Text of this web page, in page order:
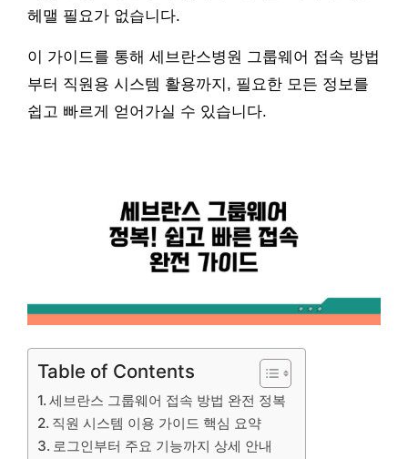
헤맬 필요가 없습니다.
이 가이드를 통해 세브란스병원 그룹웨어 접속 방법
부터 직원용 시스템 활용까지, 필요한 모든 정보를
쉽고 빠르게 얻어가실 수 있습니다.
Table of Contents
세브란스 그룹웨어 접속 방법 완전 정복
직원 시스템 이용 가이드 핵심 요약
로그인부터 주요 기능까지 상세 안내